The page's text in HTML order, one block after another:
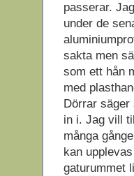
passerar.
under de
sakta men
som ett hån
med
Dörrar
in i. Jag vill
många
kan
gaturummet